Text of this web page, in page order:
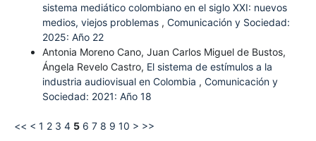
sistema mediático colombiano en el siglo XXI: nuevos
medios, viejos problemas , Comunicación y Sociedad:
2025: Año 22
Antonia Moreno Cano, Juan Carlos Miguel de Bustos,
Ángela Revelo Castro, El sistema de estímulos a la
industria audiovisual en Colombia , Comunicación y
Sociedad: 2021: Año 18
<< < 1 2 3 4 5 6 7 8 9 10 > >>